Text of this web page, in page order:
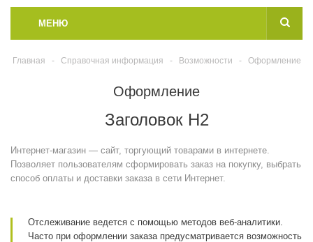
МЕНЮ
Главная - Справочная информация - Возможности - Оформление
Оформление
Заголовок H2
Интернет-магазин — сайт, торгующий товарами в интернете.
Позволяет пользователям сформировать заказ на покупку, выбрать
способ оплаты и доставки заказа в сети Интернет.
Отслеживание ведется с помощью методов веб-аналитики.
Часто при оформлении заказа предусматривается возможность